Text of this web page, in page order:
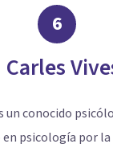
6
Carles
un conocido
psicología por la